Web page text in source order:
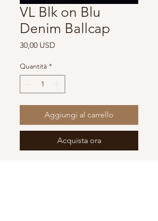
VL Blk on Blu
Denim Ballcap
30,00 USD
Quantità *
Aggiungi al carrello
Acquista ora